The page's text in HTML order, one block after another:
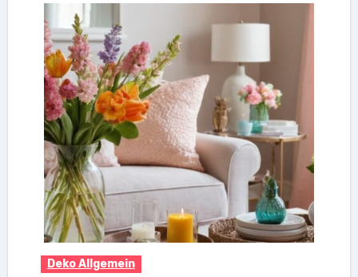
Deko Allgemein